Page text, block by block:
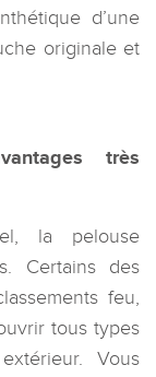
d’une
originale et
très
la pelouse
Certains des
feu,
tous types
Vous